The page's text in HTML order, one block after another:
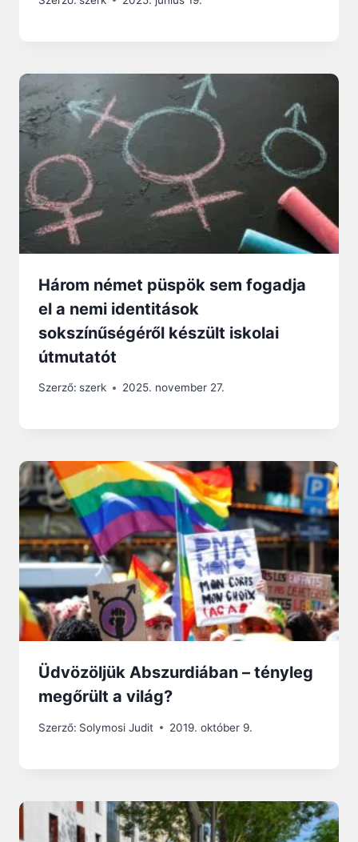
Három német püspök sem fogadja
el a nemi identitások
sokszínűségéről készült iskolai
útmutatót
Szerző: szerk 2025. november 27.
Üdvözöljük Abszurdiában – tényleg
megőrült a világ?
Szerző: Solymosi Judit 2019. október 9.